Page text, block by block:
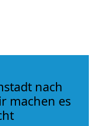
nach
machen es